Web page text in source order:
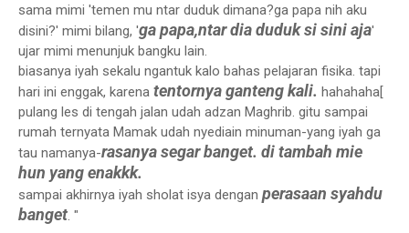
sama mimi 'temen mu ntar duduk dimana?ga papa nih aku
disini?' mimi bilang, 'ga papa,ntar dia duduk si sini aja'
ujar mimi menunjuk bangku lain.
biasanya iyah sekalu ngantuk kalo bahas pelajaran fisika. tapi
hari ini enggak, karena tentornya ganteng kali. hahahaha[
pulang les di tengah jalan udah adzan Maghrib. gitu sampai
rumah ternyata Mamak udah nyediain minuman-yang iyah ga
tau namanya-rasanya segar banget. di tambah mie
hun yang enakkk.
sampai akhirnya iyah sholat isya dengan perasaan syahdu
banget. "